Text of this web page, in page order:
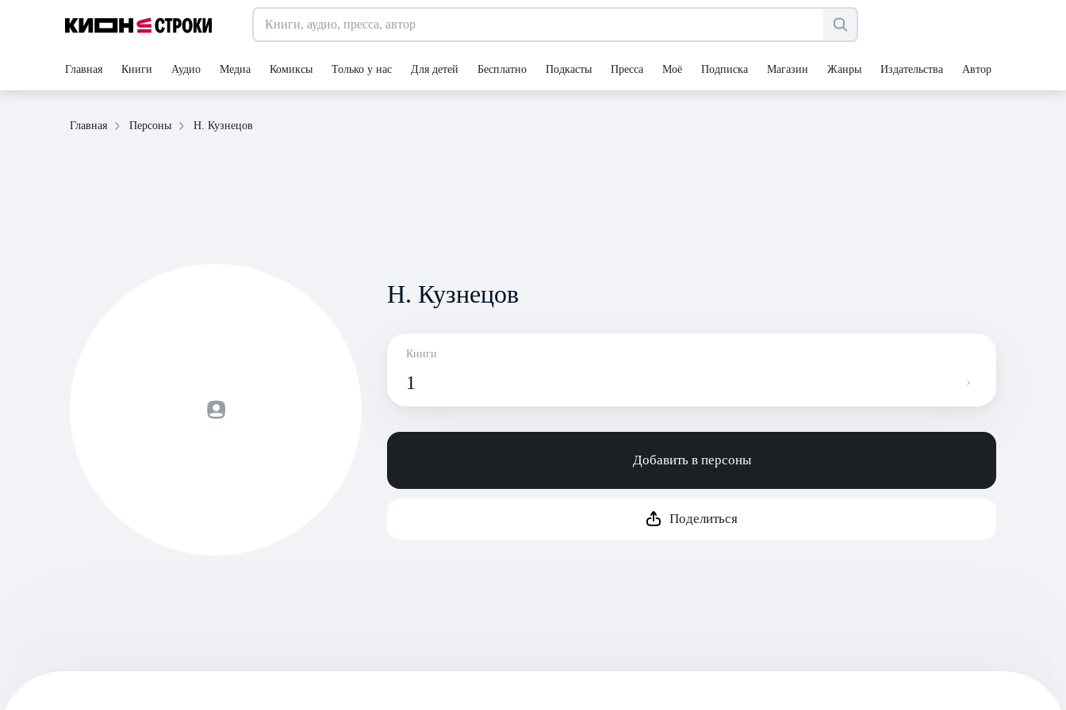
Главная Книги Аудио Медиа Комиксы Только у нас Для детей Бесплатно Подкасты Пресса Моё Подписка Магазин Жанры Издательства Авторы
Главная Персоны Н. Кузнецов
Н. Кузнецов
Книги
1
Добавить в персоны
Поделиться